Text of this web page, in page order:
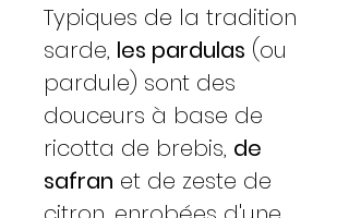
Typiques de la tradition
sarde, les pardulas (ou
pardule) sont des
douceurs à base de
ricotta de brebis, de
safran et de zeste de